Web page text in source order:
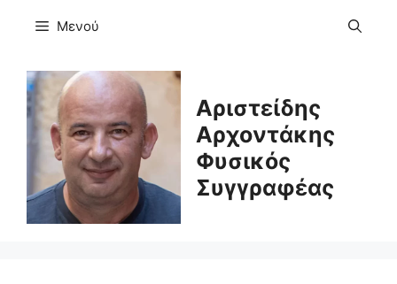
Μενού
Αριστείδης
Αρχοντάκης
Φυσικός
Συγγραφέας